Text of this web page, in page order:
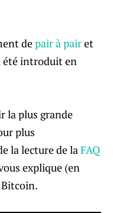
depair à pairet
été introduit en
la plus grande
plus
la lecture de laFAQ
explique (en